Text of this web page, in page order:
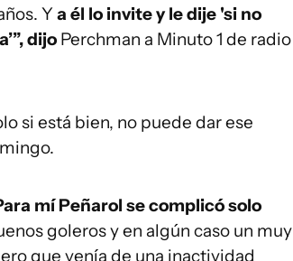
Ya él lo invite y le dije 'si no
dijo Perchman a Minuto 1 de radio
si está bien, no puede dar ese
mí Peñarol se complicó solo
goleros y en algún caso un muy
que venía de una inactividad